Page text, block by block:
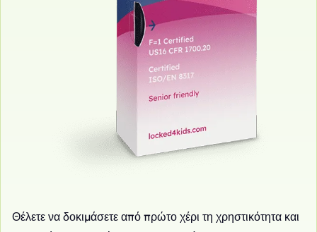
Θέλετε να δοκιμάσετε από πρώτο χέρι τη χρηστικότητα και